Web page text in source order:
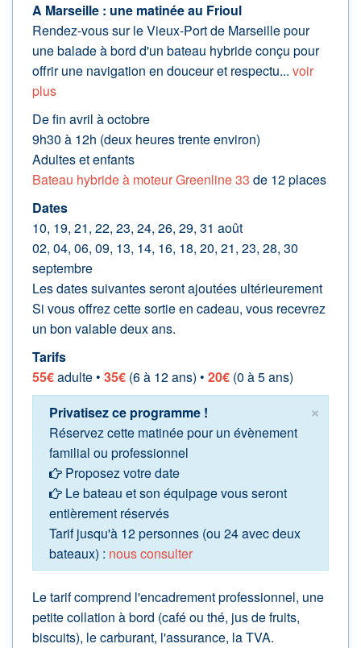
A Marseille : une matinée au Frioul
Rendez-vous sur le Vieux-Port de Marseille pour
une balade à bord d'un bateau hybride conçu pour
offrir une navigation en douceur et respectu... voir
plus
De fin avril à octobre
9h30 à 12h (deux heures trente environ)
Adultes et enfants
Bateau hybride à moteur Greenline 33 de 12 places
Dates
10, 19, 21, 22, 23, 24, 26, 29, 31 août
02, 04, 06, 09, 13, 14, 16, 18, 20, 21, 23, 28, 30
septembre
Les dates suivantes seront ajoutées ultérieurement
Si vous offrez cette sortie en cadeau, vous recevrez
un bon valable deux ans.
Tarifs
55€adulte • 35€ (6 à 12 ans) • 20€ (0 à 5 ans)
×
Privatisez ce programme !
Réservez cette matinée pour un évènement
familial ou professionnel
Proposez votre date
Le bateau et son équipage vous seront
entièrement réservés
Tarif jusqu'à 12 personnes (ou 24 avec deux
bateaux) : nous consulter
Le tarif comprend l'encadrement professionnel, une
petite collation à bord (café ou thé, jus de fruits,
biscuits), le carburant, l'assurance, la TVA.